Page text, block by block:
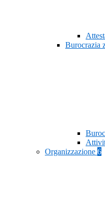
Burocrazia
Organizzazione 6